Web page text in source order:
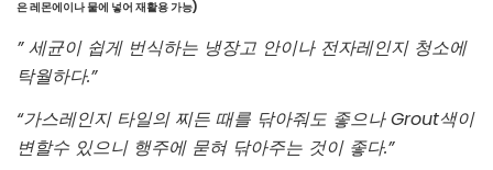
은 레몬에이나 물에 넣어 재활용 가능)
” 세균이 쉽게 번식하는 냉장고 안이나 전자레인지 청소에
탁월하다.”
“가스레인지 타일의 찌든 때를 닦아줘도 좋으나 Grout색이
변할수 있으니 행주에 묻혀 닦아주는 것이 좋다.”